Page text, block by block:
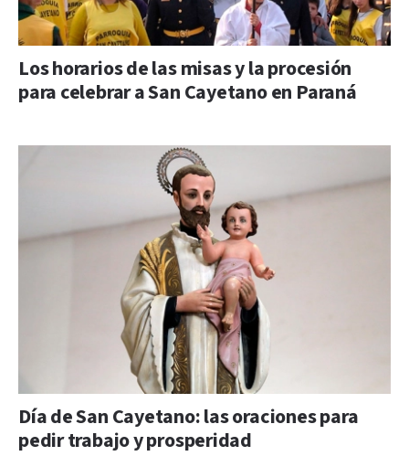
Los horarios de las misas y la procesión
para celebrar a San Cayetano en Paraná
Día de San Cayetano: las oraciones para
pedir trabajo y prosperidad